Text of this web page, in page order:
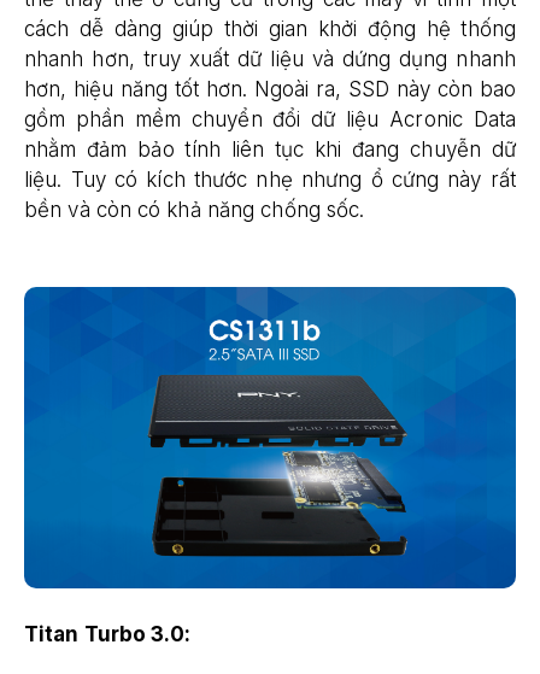
cách dễ dàng giúp thời gian khởi động hệ thống
nhanh hơn, truy xuất dữ liệu và dứng dụng nhanh
hơn, hiệu năng tốt hơn. Ngoài ra, SSD này còn bao
gồm phần mềm chuyển đổi dữ liệu Acronic Data
nhằm đảm bảo tính liên tục khi đang chuyễn dữ
liệu. Tuy có kích thước nhẹ nhưng ổ cứng này rất
bền và còn có khả năng chống sốc.
Titan Turbo 3.0: